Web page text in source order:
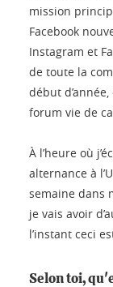
mission
Facebook
Instagram et
de toute la
début
forum vie de
À l’heure où
alternance à
semaine dans
je vais avoir
l’instant ceci
Selon toi,